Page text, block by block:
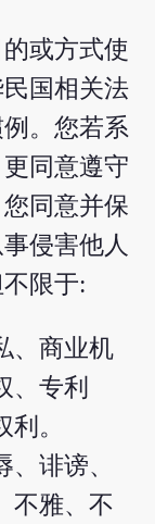
或方式使
国相关法
。您若系
同意遵守
同意并保
侵害他人
限于:
、商业机
、专利
。
诽谤、
不雅、不